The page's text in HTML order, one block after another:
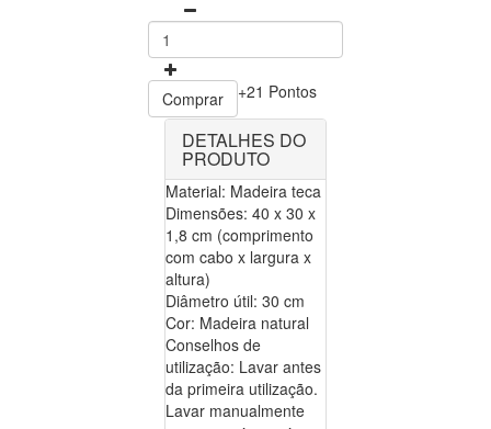
Comprar +21 Pontos
DETALHES DO
PRODUTO
Material: Madeira teca
Dimensões: 40 x 30 x
1,8 cm (comprimento
com cabo x largura x
altura)
Diâmetro útil: 30 cm
Cor: Madeira natural
Conselhos de
utilização: Lavar antes
da primeira utilização.
Lavar manualmente